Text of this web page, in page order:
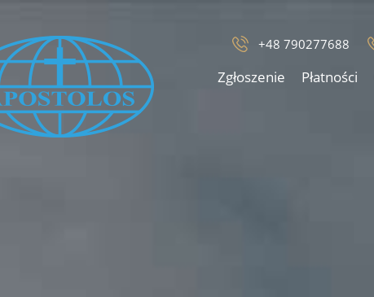
+48 790277688
Zgłoszenie Płatności